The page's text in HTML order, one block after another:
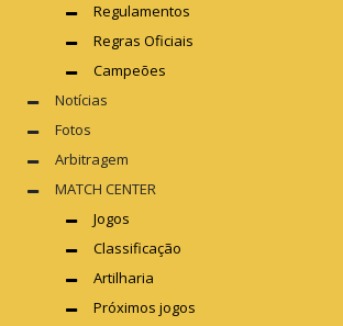
Regulamentos
Regras Oficiais
Campeões
Notícias
Fotos
Arbitragem
MATCH CENTER
Jogos
Classificação
Artilharia
Próximos jogos